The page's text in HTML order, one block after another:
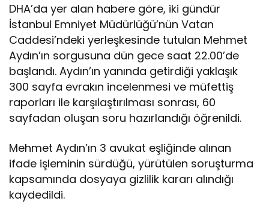
DHA’da yer alan habere göre, iki gündür
İstanbul Emniyet Müdürlüğü’nün Vatan
Caddesi’ndeki yerleşkesinde tutulan Mehmet
Aydın’ın sorgusuna dün gece saat 22.00’de
başlandı. Aydın’ın yanında getirdiği yaklaşık
300 sayfa evrakın incelenmesi ve müfettiş
raporları ile karşılaştırılması sonrası, 60
sayfadan oluşan soru hazırlandığı öğrenildi.
Mehmet Aydın’ın 3 avukat eşliğinde alınan
ifade işleminin sürdüğü, yürütülen soruşturma
kapsamında dosyaya gizlilik kararı alındığı
kaydedildi.